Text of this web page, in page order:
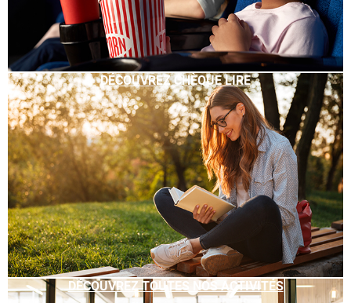
DÉCOUVREZ CHÈQUE LIRE
DÉCOUVREZ TOUTES NOS ACTIVITÉS